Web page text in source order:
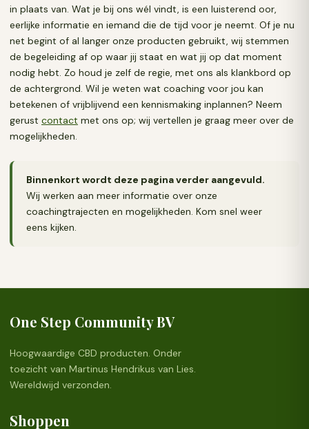
in plaats van. Wat je bij ons wél vindt, is een luisterend oor,
eerlijke informatie en iemand die de tijd voor je neemt. Of je nu
net begint of al langer onze producten gebruikt, wij stemmen
de begeleiding af op waar jij staat en wat jij op dat moment
nodig hebt. Zo houd je zelf de regie, met ons als klankbord op
de achtergrond. Wil je weten wat coaching voor jou kan
betekenen of vrijblijvend een kennismaking inplannen? Neem
gerust contact met ons op; wij vertellen je graag meer over de
mogelijkheden.
Binnenkort wordt deze pagina verder aangevuld.
Wij werken aan meer informatie over onze
coachingtrajecten en mogelijkheden. Kom snel weer
eens kijken.
One Step Community BV
Hoogwaardige CBD producten. Onder
toezicht van Martinus Hendrikus van Lies.
Wereldwijd verzonden.
Shoppen